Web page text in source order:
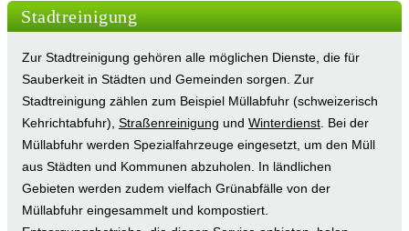
Stadtreinigung
Zur Stadtreinigung gehören alle möglichen Dienste, die für
Sauberkeit in Städten und Gemeinden sorgen. Zur
Stadtreinigung zählen zum Beispiel Müllabfuhr (schweizerisch
Kehrichtabfuhr), Straßenreinigung und Winterdienst . Bei der
Müllabfuhr werden Spezialfahrzeuge eingesetzt, um den Müll
aus Städten und Kommunen abzuholen. In ländlichen
Gebieten werden zudem vielfach Grünabfälle von der
Müllabfuhr eingesammelt und kompostiert.